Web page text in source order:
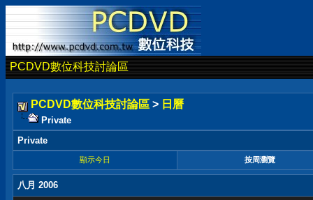
PCDVD數位科技討論區
PCDVD數位科技討論區 > 日曆
Private
Private
顯示今日 按周瀏覽
八月 2006